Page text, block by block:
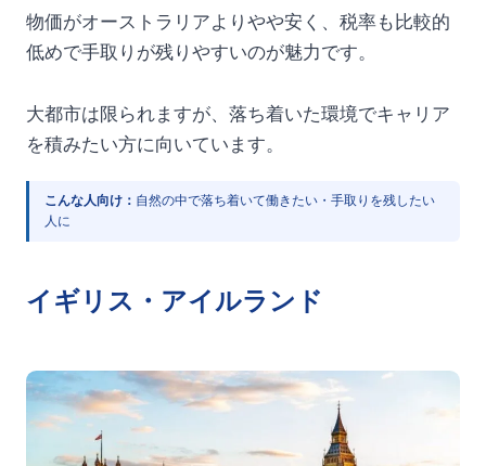
物価がオーストラリアよりやや安く、税率も比較的
低めで手取りが残りやすいのが魅力です。
大都市は限られますが、落ち着いた環境でキャリア
を積みたい方に向いています。
こんな人向け： 自然の中で落ち着いて働きたい・手取りを残したい
人に
イギリス・アイルランド